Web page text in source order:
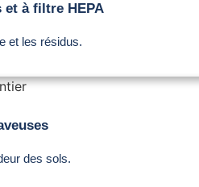
à filtre HEPA
et les résidus.
des sols.